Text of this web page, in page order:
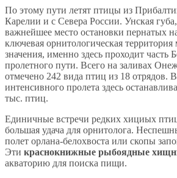
По этому пути летят птицы из
Карелии и с Севера России. Унская
важнейшее место остановки пернатых
ключевая орнитологическая
значения, именно здесь проходит часть
пролетного пути. Всего на заливах
отмечено 242 вида птиц из 18 отрядов.
интенсивного пролета здесь
тыс. птиц.
Единичные встречи редких хициых
большая удача для орнитолога.
полет орлана-белохвоста или скопы
Эти краснокнижные рыбоядные
акваторию для поиска пищи.